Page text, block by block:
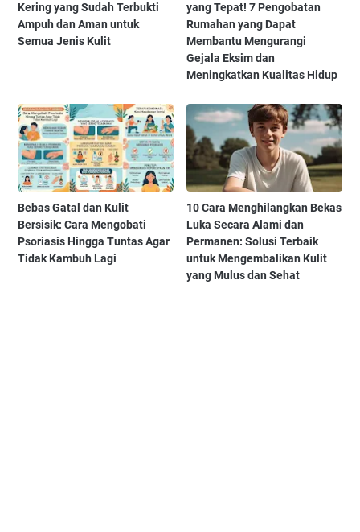
Kering yang Sudah Terbukti
Ampuh dan Aman untuk
Semua Jenis Kulit
yang Tepat! 7 Pengobatan
Rumahan yang Dapat
Membantu Mengurangi
Gejala Eksim dan
Meningkatkan Kualitas Hidup
Bebas Gatal dan Kulit
Bersisik: Cara Mengobati
Psoriasis Hingga Tuntas Agar
Tidak Kambuh Lagi
10 Cara Menghilangkan Bekas
Luka Secara Alami dan
Permanen: Solusi Terbaik
untuk Mengembalikan Kulit
yang Mulus dan Sehat